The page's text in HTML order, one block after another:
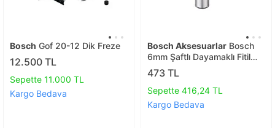
Bosch Gof 20-12 Dik Freze
12.500 TL
Sepette 11.000 TL
Kargo Bedava
Bosch Aksesuarlar Bosch
6mm Şaftlı Dayamaklı Fitil
Freze Ucu 6*6,35*40
2608628460
473 TL
Sepette 416,24 TL
Kargo Bedava